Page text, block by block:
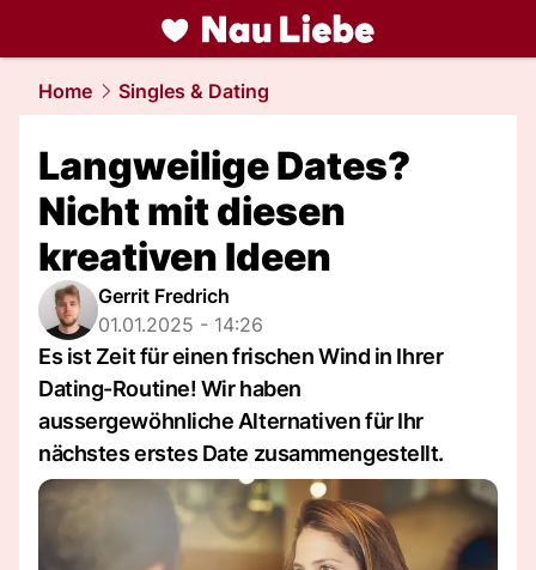
liebe.NAU.ch
Home Singles & Dating
Langweilige Dates?
Nicht mit diesen
kreativen Ideen
Gerrit Fredrich
01.01.2025 - 14:26
Es ist Zeit für einen frischen Wind in Ihrer
Dating-Routine! Wir haben
aussergewöhnliche Alternativen für Ihr
nächstes erstes Date zusammengestellt.